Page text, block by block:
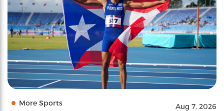
More Sports Aug 7, 2026